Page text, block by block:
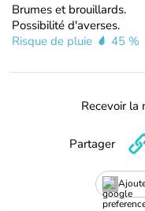
Brumes et brouillards.
Possibilité d'averses.
Risque de pluie
45 %
Recevoir la
Partager